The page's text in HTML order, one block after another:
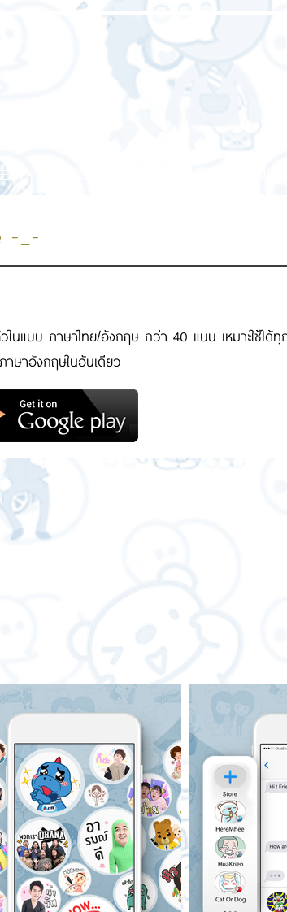
頁
-_-
วในแบบ ภาษาไทย/อังกฤษ กว่า 40 แบบ เหมาะใช้ไ
ษาอังกฤษในอันเดียว